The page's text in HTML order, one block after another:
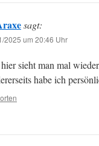
sagt:
2025 um 20:46 Uhr
sieht man mal
habe ich